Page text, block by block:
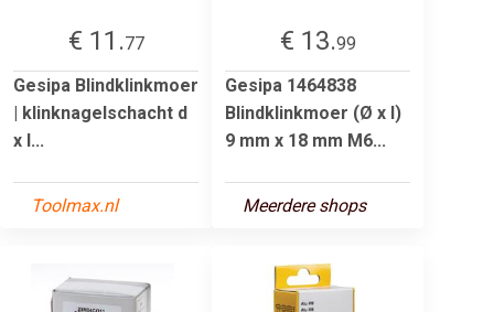
€ 11.77
Gesipa Blindklinkmoer
| klinknagelschacht d
x l...
Toolmax.nl
€ 13.99
Gesipa 1464838
Blindklinkmoer (Ø x l)
9 mm x 18 mm M6...
Meerdere shops